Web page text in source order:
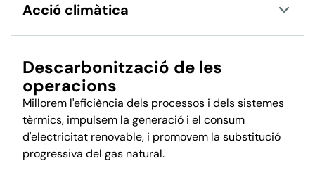
Acció climàtica
Descarbonització de les
operacions
Millorem l'eficiència dels processos i dels sistemes
tèrmics, impulsem la generació i el consum
d'electricitat renovable, i promovem la substitució
progressiva del gas natural.